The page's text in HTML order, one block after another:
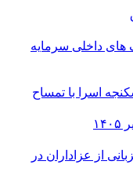
داخلی سرمایه‌
اسرا با تمساح
از عزاداران در